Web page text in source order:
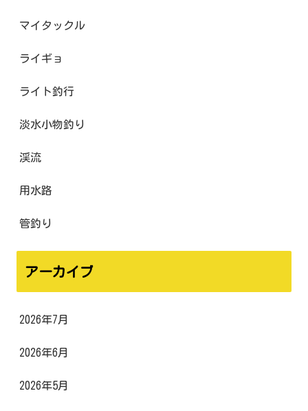
マイタックル
ライギョ
ライト釣行
淡水小物釣り
渓流
用水路
管釣り
アーカイブ
2026年7月
2026年6月
2026年5月